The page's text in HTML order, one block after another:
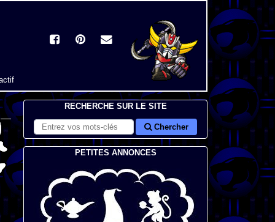
RECHERCHE SUR LE SITE
Chercher
PETITES ANNONCES